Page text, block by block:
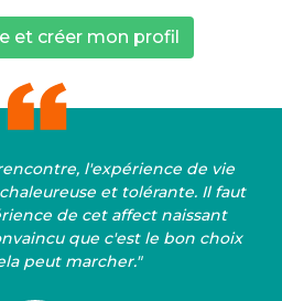
et créer mon profil
l'expérience de vie
et tolérante. Il faut
de cet affect naissant
que c'est le bon choix
peut marcher."